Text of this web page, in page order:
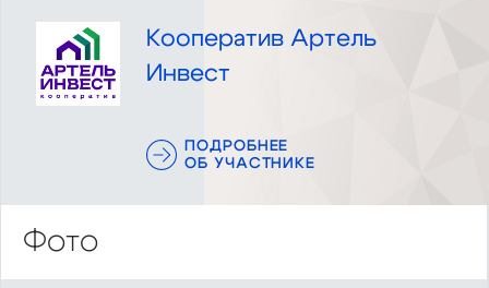
Кооператив Артель
Инвест
ПОДРОБНЕЕ
ОБ УЧАСТНИКЕ
Фото